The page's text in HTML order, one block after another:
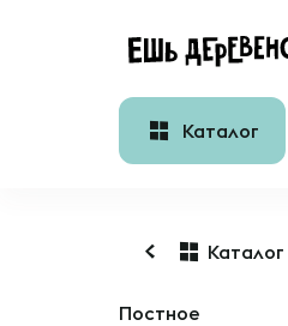
Каталог
Каталог
Постное